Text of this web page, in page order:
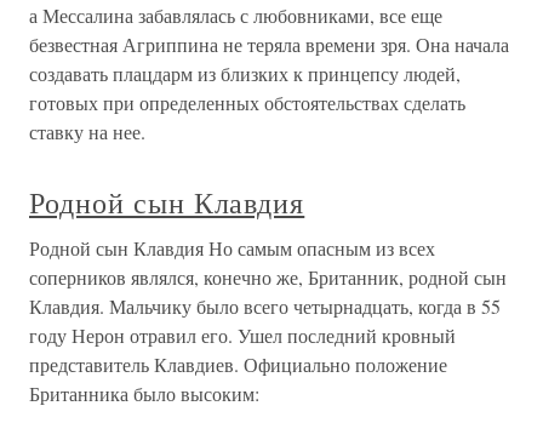
а Мессалина забавлялась с любовниками, все еще
безвестная Агриппина не теряла времени зря. Она начала
создавать плацдарм из близких к принцепсу людей,
готовых при определенных обстоятельствах сделать
ставку на нее.
Родной сын Клавдия
Родной сын Клавдия Но самым опасным из всех
соперников являлся, конечно же, Британник, родной сын
Клавдия. Мальчику было всего четырнадцать, когда в 55
году Нерон отравил его. Ушел последний кровный
представитель Клавдиев. Официально положение
Британника было высоким: